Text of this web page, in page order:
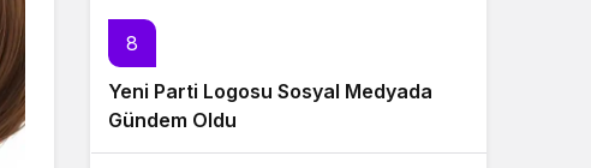
8
Yeni Parti Logosu Sosyal Medyada
Gündem Oldu